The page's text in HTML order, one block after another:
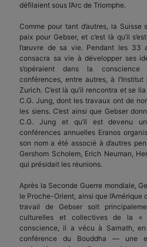
défilaient sous l’Arc de Triomphe.
Comme pour tant d’autres, la Suisse
paix pour Gebser, et c’est là qu’il
l’œuvre de sa vie. Pendant les 33
consacra sa vie à développer ses
s’opéraient dans la
conférences, entre autres, à
Zurich. C’est là qu’il rencontra et se
C.G. Jung, dont les travaux ont de
les siens. C’est ainsi que Gebser
C.G. Jung et qu’il est devenu
conférences annuelles Eranos
son nom a été associé à d’autres
Gershom Scholem, Erich Neuman,
qui présidait les réunions.
Après la Seconde Guerre mondiale,
le Proche-Orient, ainsi que
travail de Gebser soit
culturelles et collectives de la
conscience, il a vécu à Sarnath,
conférence du Bouddha — une